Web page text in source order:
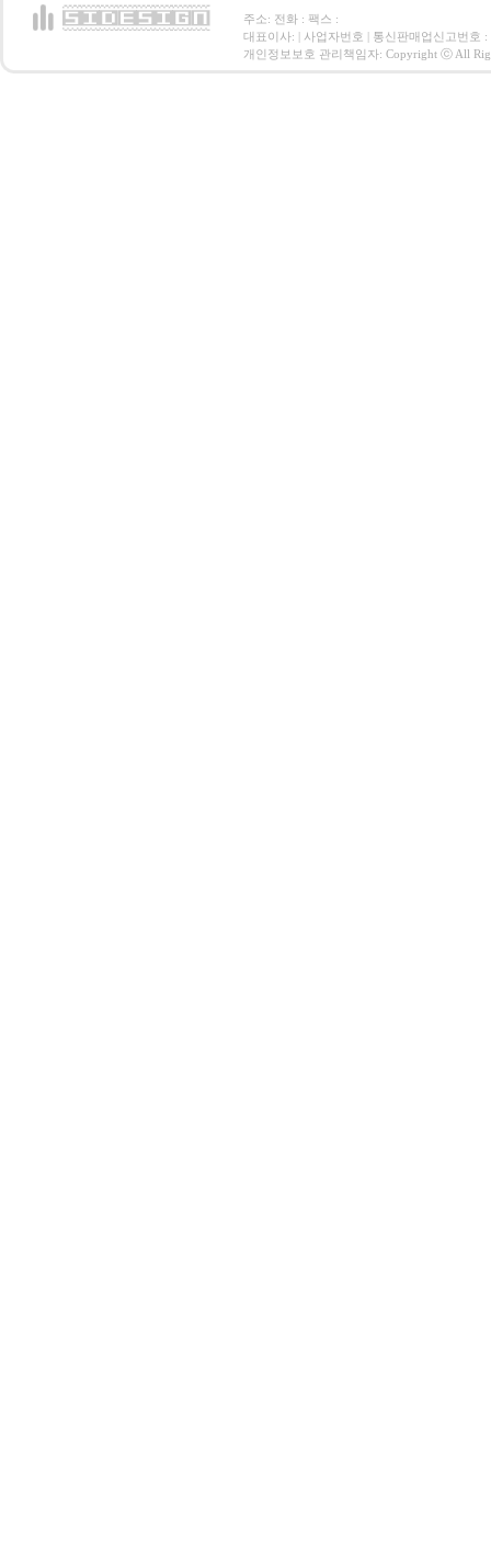
주소: 전화 : 팩스 :
대표이사: | 사업자번호 | 통신판매업신고번호 :
개인정보보호 관리책임자: Copyright ⓒ All